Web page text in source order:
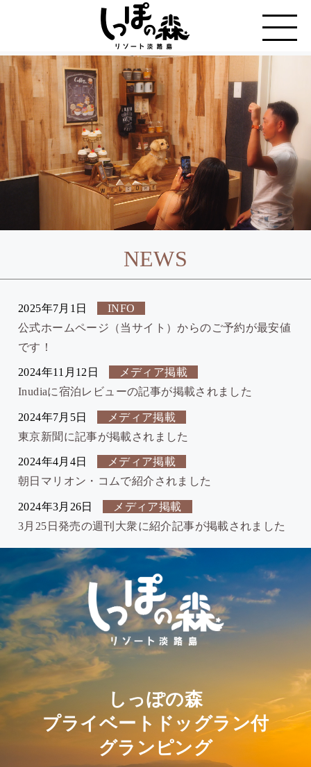
NEWS
2025年7月1日
INFO
公式ホームページ（当サイト）からのご予約が最安値
です！
2024年11月12日
メディア掲載
Inudiaに宿泊レビューの記事が掲載されました
2024年7月5日
メディア掲載
東京新聞に記事が掲載されました
2024年4月4日
メディア掲載
朝日マリオン・コムで紹介されました
2024年3月26日
メディア掲載
3月25日発売の週刊大衆に紹介記事が掲載されました
しっぽの森
プライベートドッグラン付
グランピング